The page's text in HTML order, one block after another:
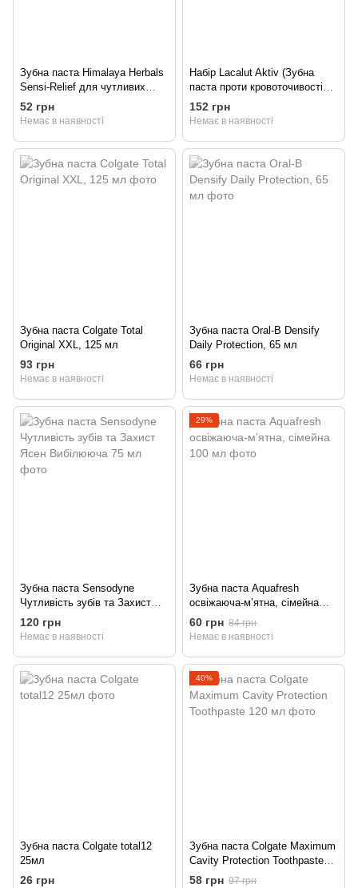
Зубна паста Himalaya Herbals
Sensi-Relief для чутливих
зубів (комплексний догляд),
125 г
52 грн
Немає в наявності
Набір Lacalut Aktiv (Зубна
паста проти кровоточивості
ясен + Бальзам для губ)
75 мл
152 грн
Немає в наявності
Зубна паста Colgate Total
Original XXL, 125 мл
93 грн
Немає в наявності
Зубна паста Oral-B Densify
Daily Protection, 65 мл
66 грн
Немає в наявності
Зубна паста Sensodyne
Чутливість зубів та Захист
Ясен Вибілююча 75 мл
120 грн
Немає в наявності
29%
Зубна паста Aquafresh
освіжаюча-мʼятна, сімейна
100 мл
60 грн 84 грн
Немає в наявності
Зубна паста Colgate total12
25мл
26 грн
40%
Зубна паста Colgate Maximum
Cavity Protection Toothpaste
120 мл
58 грн 97 грн